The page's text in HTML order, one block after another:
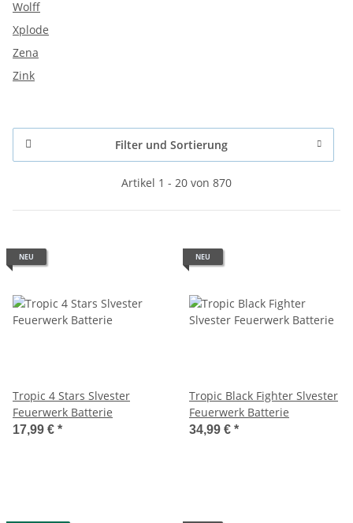
Wolff
Xplode
Zena
Zink
Filter und Sortierung
Artikel 1 - 20 von 870
NEU
Tropic 4 Stars Slvester
Feuerwerk Batterie
17,99 € *
NEU
Tropic Black Fighter Slvester
Feuerwerk Batterie
34,99 € *